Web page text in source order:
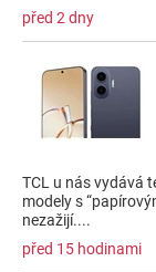
před 2 dny
TCL u nás vydává
modely s
nezažijí....
před 15 hodinami